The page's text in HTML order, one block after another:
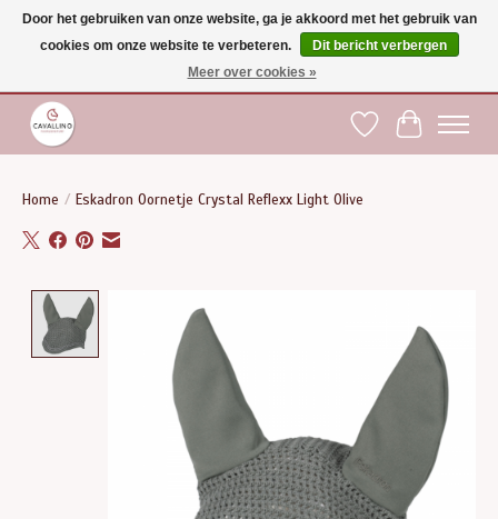
Gratis verzending vanaf €75 binnen BE - vanaf €100 naar EU | Voor 17:00 besteld is
dezelfde dag verzonden | Klantendienst: +32 (0)51 21 27 00 |
Verlanglijst
Home / Eskadron Oornetje Crystal Reflexx Light Olive
Door het gebruiken van onze website, ga je akkoord met het gebruik van
cookies om onze website te verbeteren.
Dit bericht verbergen
Meer over cookies »